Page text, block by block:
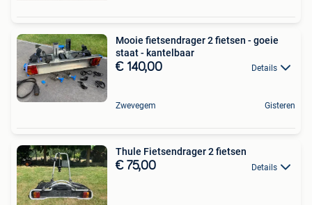
Mooie fietsendrager 2 fietsen - goeie
staat - kantelbaar
€ 140,00 Details
Zwevegem Gisteren
Thule Fietsendrager 2 fietsen
€ 75,00 Details